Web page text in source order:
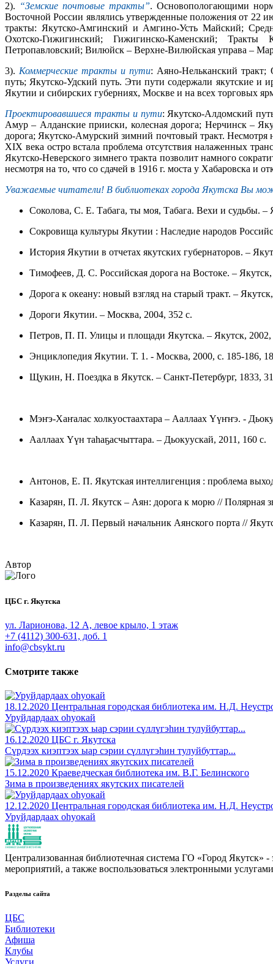
2). “Земские почтовые тракты”. Основопологающими
Восточной России являлись утвержденные положения от 22
тракты: Якутско-Амгинский и Амгино-Усть Майский;
Охотско-Гижигинский; Гижигинско-Каменский; Тракты
Петропавловский; Вилюйск – Верхне-Вилюйская управа –
3). Коммерческие тракты и пути: Аяно-Нельканский
путь; Якутско-Удский путь. Эти пути содержали якутские и
Якутии и сибирских губерниях, Москве и на всех торговых
Проектировавшиеся тракты и пути: Якутско-Алдомский
Амур – Алданские прииски, колесная дорога; Нерчинск –
дорога; Якутско-Амурский зимний почтовый тракт.
XIX века остро встала проблема отсутствия налаженных
Якутско-Неверского зимнего тракта позволит намного
несмотря на то, что со сдачей в 1916 г. моста у Хабаровска и
Уважаемые читатели! В библиотеках города Якутска Вы
Соколова, С. Е. Табага, ты моя, Табага. Вехи и судьбы. –
Сокровища культуры Якутии : Наследие народов
История Якутии в отчетах якутских губернаторов. –
Тимофеев, Д. С. Российская дорога на Востоке. – Якутск,
Дорога к океану: новый взгляд на старый тракт. –
Дороги Якутии. – Москва, 2004, 352 с.
Петров, П. П. Улицы и площади Якутска. – Якутск, 2002,
Энциклопедия Якутии. Т. 1. - Москва, 2000, с. 185-186,
Щукин, Н. Поездка в Якутск. – Санкт-Петербург, 1833,
Мэҥэ-Хаҥалас холкуостаахтара – Ааллаах Үүҥҥэ. -
Ааллаах Үүн таhаҕасчыттара. – Дьокуускай, 2011, 160 с.
Антонов, Е. П. Якутская интеллигенция : проблема
Казарян, П. Л. Якутск – Аян: дорога к морю // Полярная
Казарян, П. Л. Первый начальник Аянского порта //
Автор
ЦБС г. Якутска
ул. Ларионова, 12 А, левое крыло, 1 этаж
+7 (4112) 300-631, доб. 1
info@cbsykt.ru
Смотрите также
18.12.2020 Центральная городская библиотека им. Н.Д.
Уруйдардаах оһуокай
16.12.2020 ЦБС г. Якутска
Сүрдээх киэптээх ыар сэрии сүллүгэһин тулуйбуттар...
15.12.2020 Краеведческая библиотека им. В.Г. Белинского
Зима в произведениях якутских писателей
12.12.2020 Центральная городская библиотека им. Н.Д.
Уруйдардаах оһуокай
Централизованная библиотечная система ГО «Город Якутск»
мероприятий, а также воспользоваться электронными
Разделы сайта
ЦБС
Библиотеки
Афиша
Клубы
Услуги